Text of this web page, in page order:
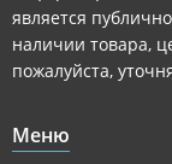
является
наличии товара,
пожалуйста,
Меню